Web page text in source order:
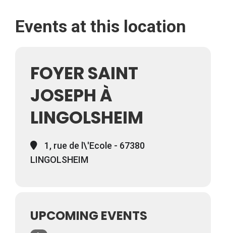
Events at this location
FOYER SAINT
JOSEPH À
LINGOLSHEIM
1, rue de l\'Ecole - 67380
LINGOLSHEIM
UPCOMING EVENTS